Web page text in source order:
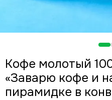
Кофе молотый
«Заварю кофе и
пирамидке в